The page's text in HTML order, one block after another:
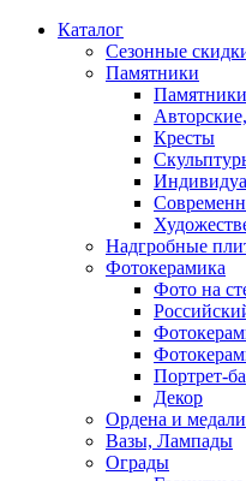
Каталог
Сезонные
Памятники
Кресты
Надгробные
Фотокерамика
Фото на
Портрет-
Декор
Ордена и медали
Вазы, Лампады
Ограды